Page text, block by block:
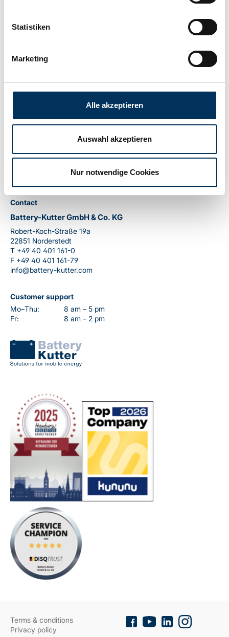
Statistiken
Marketing
Alle akzeptieren
Auswahl akzeptieren
Nur notwendige Cookies
Weight: 0,072kg
Contact
Battery-Kutter GmbH & Co. KG
Robert-Koch-Straße 19a
22851 Norderstedt
T +49 40 401 161-0
F +49 40 401 161-79
info@battery-kutter.com
Customer support
Mo–Thu:
8 am – 5 pm
Fr:
8 am – 2 pm
Terms & conditions
Privacy policy